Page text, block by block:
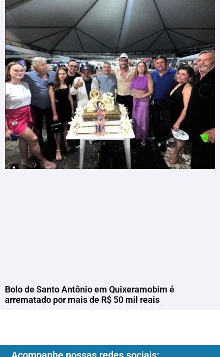
Bolo de Santo Antônio em Quixeramobim é
arrematado por mais de R$ 50 mil reais